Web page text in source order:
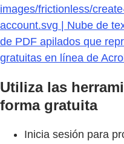
images/frictionless/
account.svg | Nube de
de PDF apilados que
gratuitas en línea de
Utiliza las
forma gratuita
Inicia sesión para